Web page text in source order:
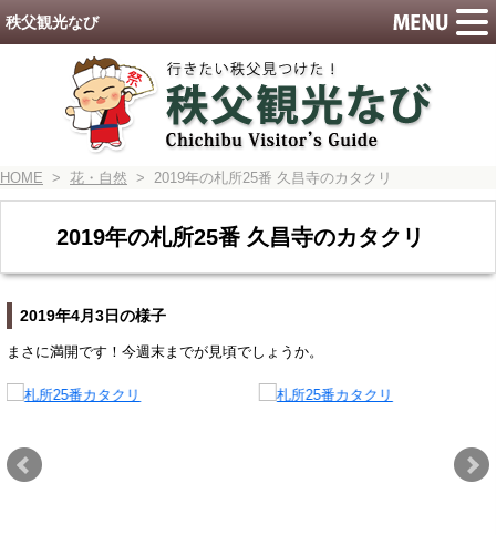
HOME > 花・自然 > 2019年の札所25番 久昌寺のカタクリ
2019年の札所25番 久昌寺のカタクリ
2019年4月3日の様子
まさに満開です！今週末までが見頃でしょうか。
秩父観光なび